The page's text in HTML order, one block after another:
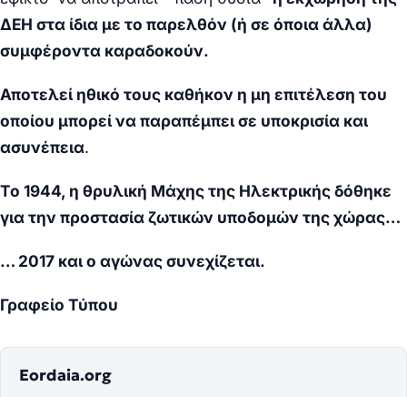
ΔΕΗ στα ίδια με το παρελθόν (ή σε όποια άλλα)
συμφέροντα καραδοκούν.
Αποτελεί ηθικό τους καθήκον η μη επιτέλεση του
οποίου μπορεί να παραπέμπει σε υποκρισία και
ασυνέπεια.
Το 1944, η θρυλική Μάχης της Ηλεκτρικής δόθηκε
για την προστασία ζωτικών υποδομών της χώρας…
… 2017 και ο αγώνας συνεχίζεται.
Γραφείο Τύπου
Eordaia.org